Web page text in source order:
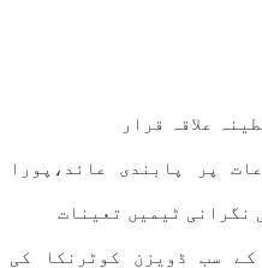
علاقہ قرار
پر پابندی عائد،پورا
سب ڈویزن کوٹرنکا کی